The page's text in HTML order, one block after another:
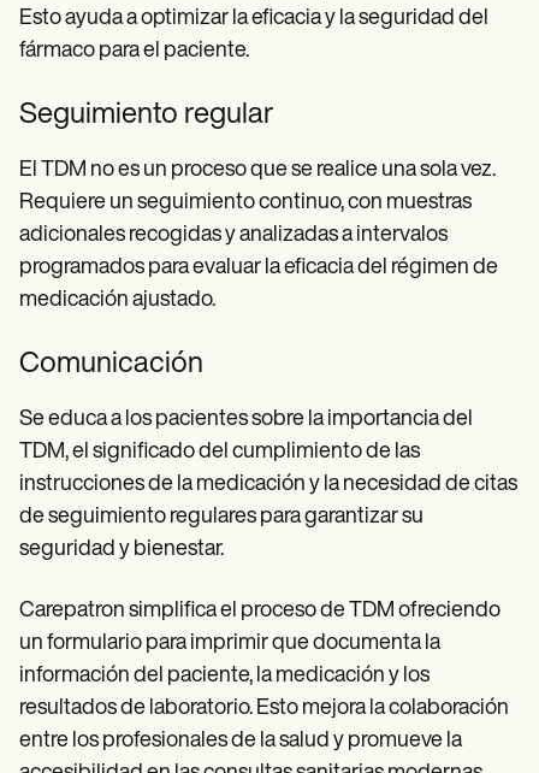
Esto ayuda a optimizar la eficacia y la seguridad del
fármaco para el paciente.
Seguimiento regular
El TDM no es un proceso que se realice una sola vez.
Requiere un seguimiento continuo, con muestras
adicionales recogidas y analizadas a intervalos
programados para evaluar la eficacia del régimen de
medicación ajustado.
Comunicación
Se educa a los pacientes sobre la importancia del
TDM, el significado del cumplimiento de las
instrucciones de la medicación y la necesidad de citas
de seguimiento regulares para garantizar su
seguridad y bienestar.
Carepatron simplifica el proceso de TDM ofreciendo
un formulario para imprimir que documenta la
información del paciente, la medicación y los
resultados de laboratorio. Esto mejora la colaboración
entre los profesionales de la salud y promueve la